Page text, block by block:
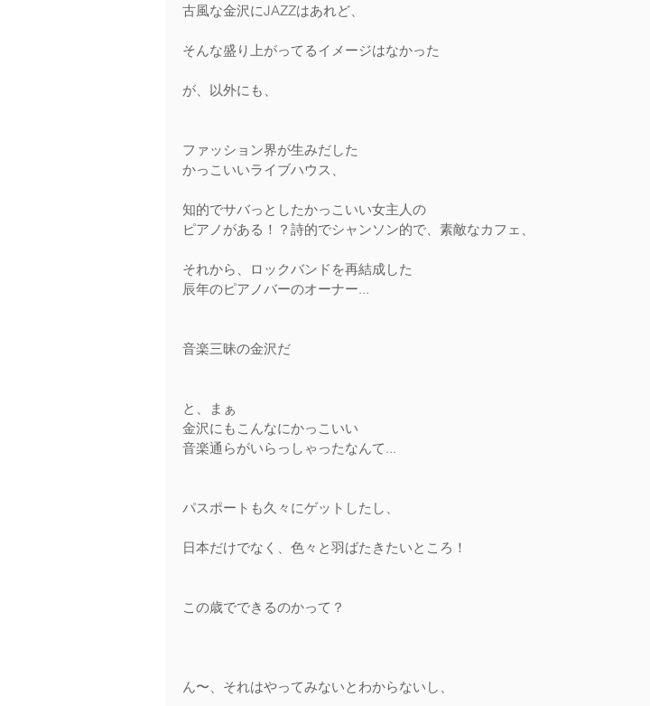
古風な金沢にJAZZはあれど、
そんな盛り上がってるイメージはなかった
が、以外にも、
ファッション界が生みだした
かっこいいライブハウス、
知的でサバっとしたかっこいい女主人の
ピアノがある！？詩的でシャンソン的で、素敵なカフェ、
それから、ロックバンドを再結成した
辰年のピアノバーのオーナー...
音楽三昧の金沢だ
と、まぁ
金沢にもこんなにかっこいい
音楽通らがいらっしゃったなんて...
パスポートも久々にゲットしたし、
日本だけでなく、色々と羽ばたきたいところ！
この歳でできるのかって？
ん〜、それはやってみないとわからないし、